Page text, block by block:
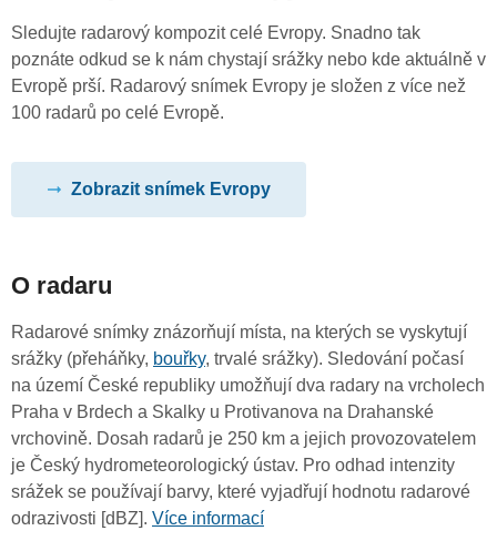
Sledujte radarový kompozit celé Evropy. Snadno tak
poznáte odkud se k nám chystají srážky nebo kde aktuálně v
Evropě prší. Radarový snímek Evropy je složen z více než
100 radarů po celé Evropě.
Zobrazit snímek Evropy
O radaru
Radarové snímky znázorňují místa, na kterých se vyskytují
srážky (přeháňky, bouřky, trvalé srážky). Sledování počasí
na území České republiky umožňují dva radary na vrcholech
Praha v Brdech a Skalky u Protivanova na Drahanské
vrchovině. Dosah radarů je 250 km a jejich provozovatelem
je Český hydrometeorologický ústav. Pro odhad intenzity
srážek se používají barvy, které vyjadřují hodnotu radarové
odrazivosti [dBZ]. Více informací